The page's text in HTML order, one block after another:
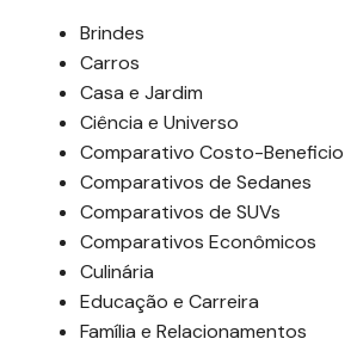
Brindes
Carros
Casa e Jardim
Ciência e Universo
Comparativo Costo-Beneficio
Comparativos de Sedanes
Comparativos de SUVs
Comparativos Econômicos
Culinária
Educação e Carreira
Família e Relacionamentos